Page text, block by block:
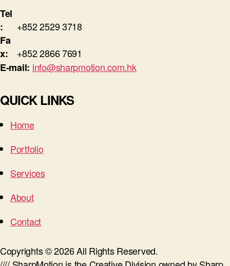
Tel
:
+852 2529 3718
Fa
x:
+852 2866 7691
E-mail: info@sharpmotion.com.hk
QUICK LINKS
Home
Portfolio
Services
About
Contact
Copyrights © 2026 All Rights Reserved.